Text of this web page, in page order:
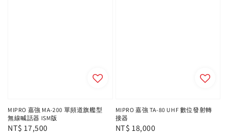
MIPRO 嘉強 MA-200 單頻道旗艦型
無線喊話器 ISM版
Regular
NT$ 17,500
MIPRO 嘉強 TA-80 UHF 數位發射轉
接器
Regular
NT$ 18,000